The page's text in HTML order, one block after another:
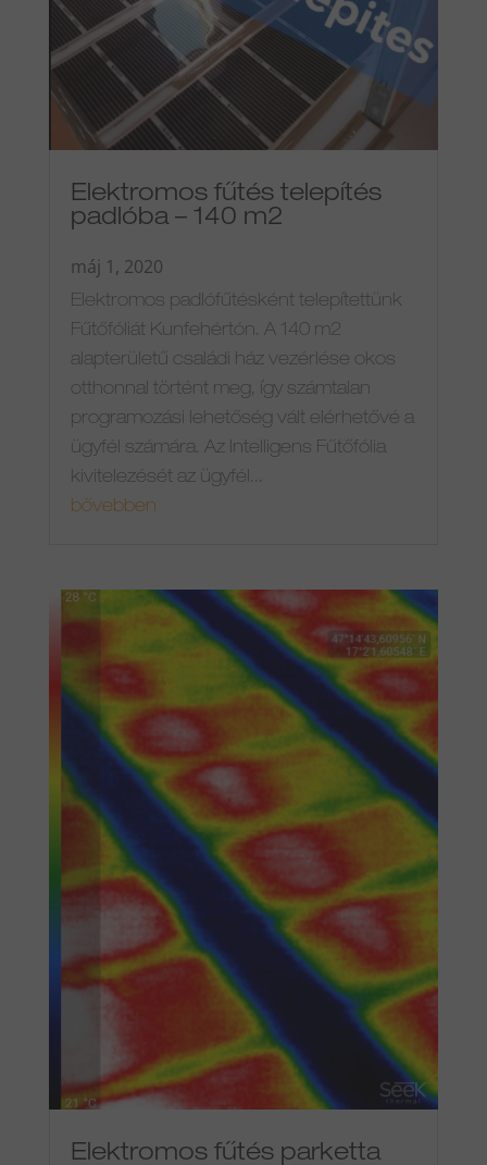
Elektromos fűtés telepítés
padlóba – 140 m2
máj 1, 2020
Elektromos padlófűtésként telepítettünk
Fűtőfóliát Kunfehértón. A 140 m2
alapterületű családi ház vezérlése okos
otthonnal történt meg, így számtalan
programozási lehetőség vált elérhetővé a
ügyfél számára. Az Intelligens Fűtőfólia
kivitelezését az ügyfél...
bővebben
Elektromos fűtés parketta